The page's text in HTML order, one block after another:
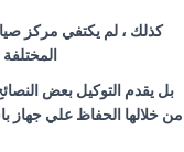
بل يقدم التوكيل بعض
من خلالها الحفاظ علي جهاز